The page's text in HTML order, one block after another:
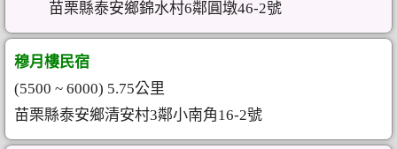
苗栗縣泰安鄉錦水村6鄰圓墩46-2號
穆月樓民宿
(5500 ~ 6000) 5.75公里
苗栗縣泰安鄉清安村3鄰小南角16-2號